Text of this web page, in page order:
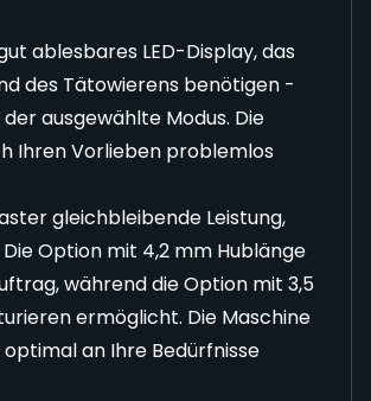
ablesbares LED-Display, das
des Tätowierens benötigen -
ausgewählte Modus. Die
Ihren Vorlieben problemlos
gleichbleibende Leistung,
Option mit 4,2 mm Hublänge
während die Option mit 3,5
ermöglicht. Die Maschine
an Ihre Bedürfnisse